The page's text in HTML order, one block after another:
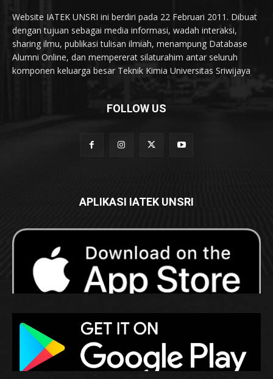
Website IATEK UNSRI ini berdiri pada 22 Februari 2011. Dibuat
dengan tujuan sebagai media informasi, wadah interaksi,
sharing ilmu, publikasi tulisan ilmiah, menampung Database
Alumni Online, dan mempererat silaturahim antar seluruh
komponen keluarga besar Teknik Kimia Universitas Sriwijaya
FOLLOW US
APLIKASI IATEK UNSRI